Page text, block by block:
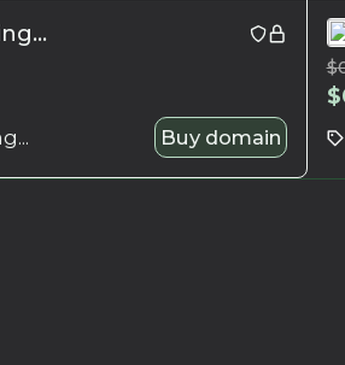
Buy domain
$
$